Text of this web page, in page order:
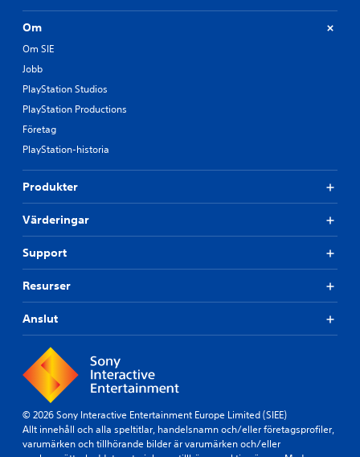
Om
Om SIE
Jobb
PlayStation Studios
PlayStation Productions
Företag
PlayStation-historia
Produkter
Värderingar
Support
Resurser
Anslut
© 2026 Sony Interactive Entertainment Europe Limited (SIEE)
Allt innehåll och alla speltitlar, handelsnamn och/eller företagsprofiler,
varumärken och tillhörande bilder är varumärken och/eller